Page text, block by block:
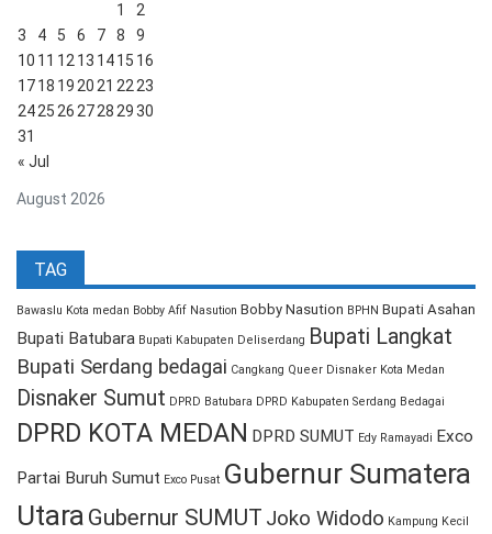
August 2026
« Jul
1
2
3
4 5 6 7 8
9
10 11 1213 1415 16
1718 192021 2223
24252627282930
31
TAG
Bawaslu Kota medan Bobby Afif Nasution Bobby Nasution BPHN Bupati Asahan
Bupati Batubara Bupati Kabupaten Deliserdang Bupati Langkat
Bupati Serdang bedagai Cangkang Queer Disnaker Kota Medan
Disnaker Sumut DPRD Batubara DPRD Kabupaten Serdang Bedagai
DPRD KOTA MEDAN DPRD SUMUT Edy Ramayadi Exco
Partai Buruh Sumut Exco Pusat Gubernur Sumatera
Utara Gubernur SUMUT Joko Widodo Kampung Kecil